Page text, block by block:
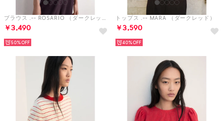
ブラウス .-- ROSARIO （ダークレッド）
￥3,490
50%
トップス .-- MARA （ダークレッド）
￥3,590
40%